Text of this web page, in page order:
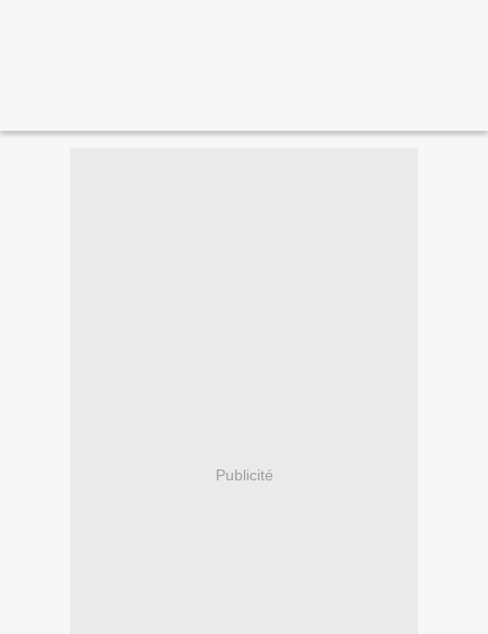
Publicité